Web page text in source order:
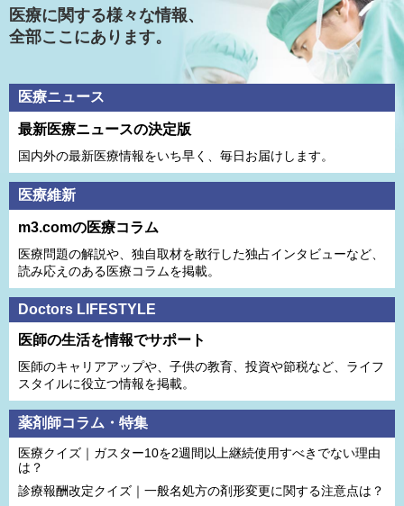
医療に関する様々な情報、
全部ここにあります。
医療ニュース
最新医療ニュースの決定版
国内外の最新医療情報をいち早く、毎日お届けします。
医療維新
m3.comの医療コラム
医療問題の解説や、独⾃取材を敢⾏した独占インタビューなど、
読み応えのある医療コラムを掲載。
Doctors LIFESTYLE
医師の生活を情報でサポート
医師のキャリアアップや、子供の教育、投資や節税など、ライフ
スタイルに役立つ情報を掲載。
薬剤師コラム・特集
医療クイズ｜ガスター10を2週間以上継続使用すべきでない理由
は？
診療報酬改定クイズ｜一般名処方の剤形変更に関する注意点は？